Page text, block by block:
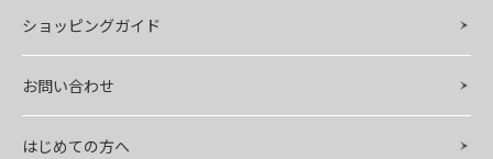
ショッピングガイド
お問い合わせ
はじめての方へ